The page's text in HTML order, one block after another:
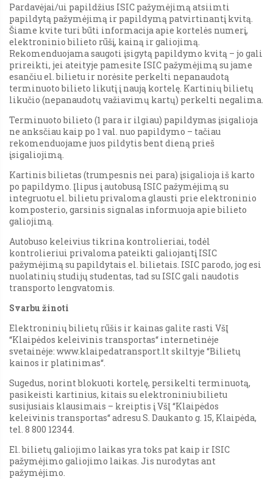
Pardavėjai/ui papildžius ISIC pažymėjimą atsiimti
papildytą pažymėjimą ir papildymą patvirtinantį kvitą.
Šiame kvite turi būti informacija apie kortelės numerį,
elektroninio bilieto rūšį, kainą ir galiojimą.
Rekomenduojama saugoti įsigytą papildymo kvitą – jo gali
prireikti, jei ateityje pamesite ISIC pažymėjimą su jame
esančiu el. bilietu ir norėsite perkelti nepanaudotą
terminuoto bilieto likutį į naują kortelę. Kartinių bilietų
likučio (nepanaudotų važiavimų kartų) perkelti negalima.
Terminuoto bilieto (1 para ir ilgiau) papildymas įsigalioja
ne anksčiau kaip po 1 val. nuo papildymo – tačiau
rekomenduojame juos pildytis bent dieną prieš
įsigaliojimą.
Kartinis bilietas (trumpesnis nei para) įsigalioja iš karto
po papildymo. Įlipus į autobusą ISIC pažymėjimą su
integruotu el. bilietu privaloma glausti prie elektroninio
komposterio, garsinis signalas informuoja apie bilieto
galiojimą.
Autobuso keleivius tikrina kontrolieriai, todėl
kontrolieriui privaloma pateikti galiojantį ISIC
pažymėjimą su papildytais el. bilietais. ISIC parodo, jog esi
nuolatinių studijų studentas, tad su ISIC gali naudotis
transporto lengvatomis.
Svarbu žinoti
Elektroninių bilietų rūšis ir kainas galite rasti VšĮ
“Klaipėdos keleivinis transportas“ internetinėje
svetainėje: www.klaipedatransport.lt skiltyje “Bilietų
kainos ir platinimas“.
Sugedus, norint blokuoti kortelę, persikelti terminuotą,
pasikeisti kartinius, kitais su elektroniniu bilietu
susijusiais klausimais – kreiptis į VšĮ “Klaipėdos
keleivinis transportas“ adresu S. Daukanto g. 15, Klaipėda,
tel. 8 800 12344.
El. bilietų galiojimo laikas yra toks pat kaip ir ISIC
pažymėjimo galiojimo laikas. Jis nurodytas ant
pažymėjimo.